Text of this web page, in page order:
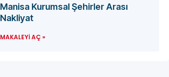
Manisa Kurumsal Şehirler Arası
Nakliyat
MAKALEYI AÇ »